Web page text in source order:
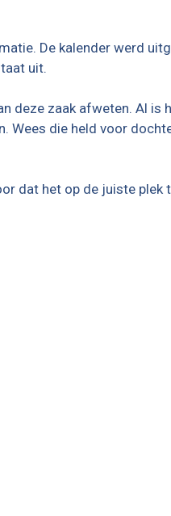
De kalender werd
uit.
deze zaak afweten. Al is
die held voor
dat het op de juiste plek